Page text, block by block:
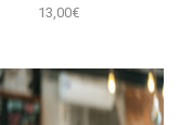
13,00€